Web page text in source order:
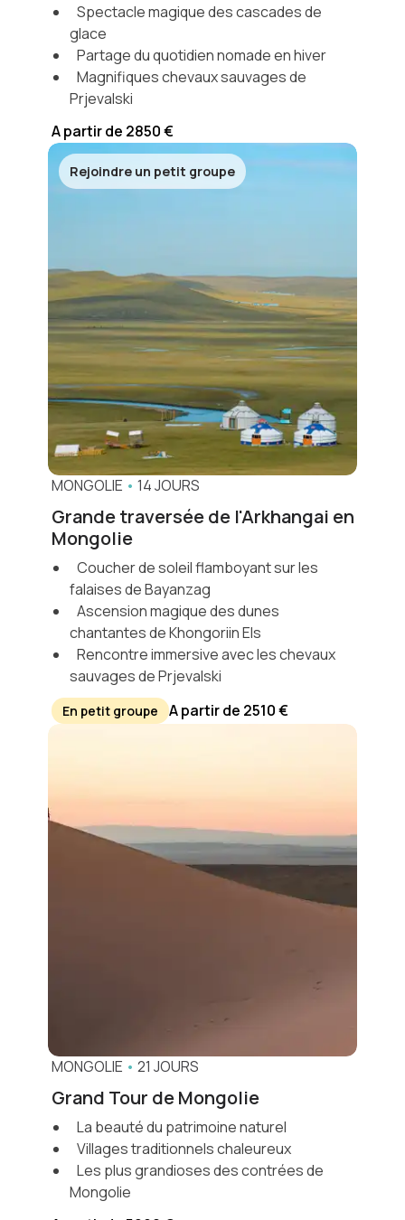
Spectacle magique des cascades de
glace
Partage du quotidien nomade en hiver
Magnifiques chevaux sauvages de
Prjevalski
A partir de 2850 €
Rejoindre un petit groupe
MONGOLIE • 14 JOURS
Grande traversée de l'Arkhangai en
Mongolie
Coucher de soleil flamboyant sur les
falaises de Bayanzag
Ascension magique des dunes
chantantes de Khongoriin Els
Rencontre immersive avec les chevaux
sauvages de Prjevalski
En petit groupe A partir de 2510 €
MONGOLIE • 21 JOURS
Grand Tour de Mongolie
La beauté du patrimoine naturel
Villages traditionnels chaleureux
Les plus grandioses des contrées de
Mongolie